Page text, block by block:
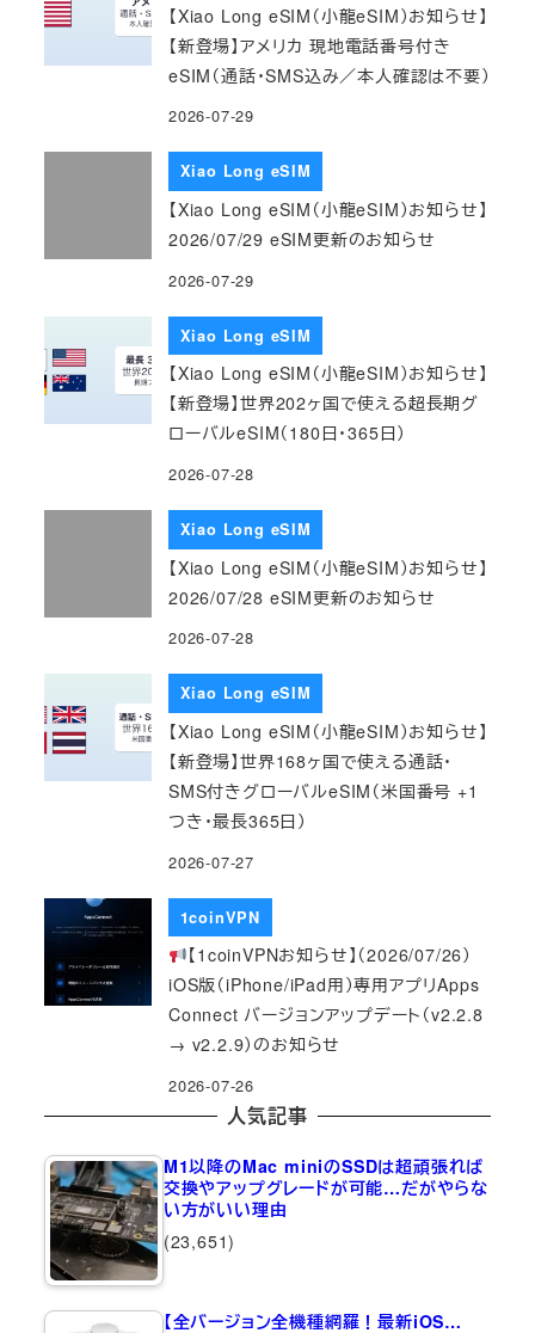
【Xiao Long eSIM（小龍eSIM）お知らせ】
【新登場】アメリカ 現地電話番号付き
eSIM（通話・SMS込み／本人確認は不要）
2026-07-29
Xiao Long eSIM
【Xiao Long eSIM（小龍eSIM）お知らせ】
2026/07/29 eSIM更新のお知らせ
2026-07-29
Xiao Long eSIM
【Xiao Long eSIM（小龍eSIM）お知らせ】
【新登場】世界202ヶ国で使える超長期グ
ローバルeSIM（180日・365日）
2026-07-28
Xiao Long eSIM
【Xiao Long eSIM（小龍eSIM）お知らせ】
2026/07/28 eSIM更新のお知らせ
2026-07-28
Xiao Long eSIM
【Xiao Long eSIM（小龍eSIM）お知らせ】
【新登場】世界168ヶ国で使える通話・
SMS付きグローバルeSIM（米国番号 +1
つき・最長365日）
2026-07-27
1coinVPN
【1coinVPNお知らせ】（2026/07/26）
iOS版（iPhone/iPad用）専用アプリApps
Connect バージョンアップデート（v2.2.8
→ v2.2.9）のお知らせ
2026-07-26
人気記事
M1以降のMac miniのSSDは超頑張れば
交換やアップグレードが可能…だがやらな
い方がいい理由
(23,651)
【全バージョン全機種網羅！最新iOS…